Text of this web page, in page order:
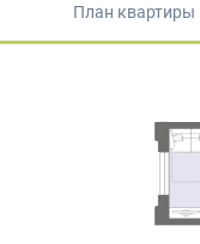
План квартиры